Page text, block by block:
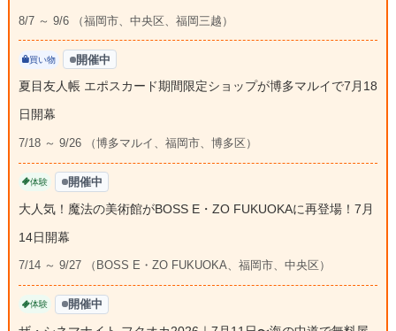
8/7 ～ 9/6 （福岡市、中央区、福岡三越）
買い物 開催中
夏目友人帳 エポスカード期間限定ショップが博多マルイで7月18
日開幕
7/18 ～ 9/26 （博多マルイ、福岡市、博多区）
体験 開催中
大人気！魔法の美術館がBOSS E・ZO FUKUOKAに再登場！7月
14日開幕
7/14 ～ 9/27 （BOSS E・ZO FUKUOKA、福岡市、中央区）
体験 開催中